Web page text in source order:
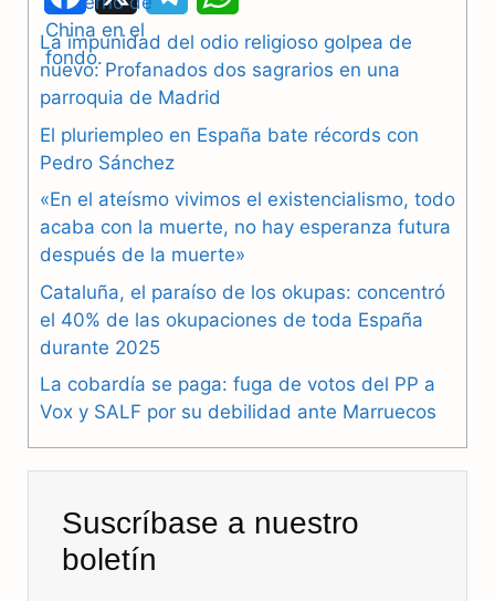
a
c
b
o
o
k
e
l
r
a
m
h
a
A
p
p
La impunidad del odio religioso golpea de
nuevo: Profanados dos sagrarios en una
parroquia de Madrid
El pluriempleo en España bate récords con
Pedro Sánchez
«En el ateísmo vivimos el existencialismo, todo
acaba con la muerte, no hay esperanza futura
después de la muerte»
Cataluña, el paraíso de los okupas: concentró
el 40% de las okupaciones de toda España
durante 2025
La cobardía se paga: fuga de votos del PP a
Vox y SALF por su debilidad ante Marruecos
Suscríbase a nuestro
boletín